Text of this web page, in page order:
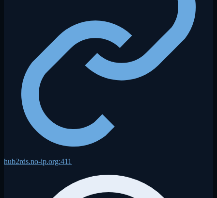
hub2rds.no-ip.org:411